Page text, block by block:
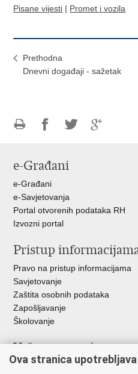
Pisane vijesti | Promet i vozila
Prethodna
Dnevni događaji - sažetak
FacebookuTwitteru
e-Građani
e-Građani
e-Savjetovanja
Portal otvorenih podataka RH
Izvozni portal
Pristup
Pravo na pristup informacijama
Savjetovanje
Zaštita osobnih podataka
Zapošljavanje
Školovanje
Važne poveznice
Ministarstvo unutarnjih poslova
Ova stranica